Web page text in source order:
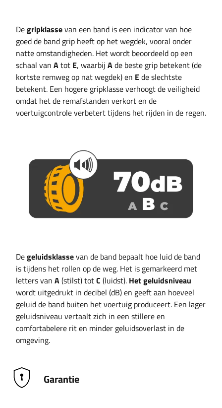
Degripklassevan een band is een indicator van hoe
goed de band grip heeft op het wegdek, vooral onder
natte omstandigheden. Het wordt beoordeeld op een
schaal van Atot E, waarbij Ade beste grip betekent (de
kortste remweg op nat wegdek) en Ede slechtste
betekent. Een hogere gripklasse verhoogt de veiligheid
omdat het de remafstanden verkort en de
voertuigcontrole verbetert tijdens het rijden in de regen.
Degeluidsklassevan de band bepaalt hoe luid de band
is tijdens het rollen op de weg. Het is gemarkeerd met
letters van A(stilst) totC (luidst). Het geluidsniveau
wordt uitgedrukt in decibel (dB) en geeft aan hoeveel
geluid de band buiten het voertuig produceert. Een lager
geluidsniveau vertaalt zich in een stillere en
comfortabelere rit en minder geluidsoverlast in de
omgeving.
Garantie